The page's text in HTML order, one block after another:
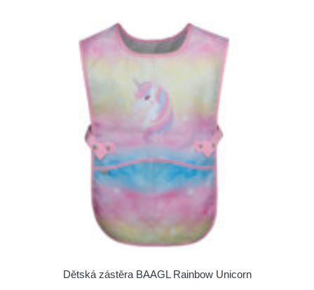
Dětská zástěra BAAGL Rainbow Unicorn